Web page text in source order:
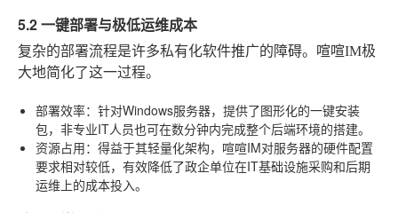
5.2 一键部署与极低运维成本
复杂的部署流程是许多私有化软件推广的障碍。喧喧IM极
大地简化了这一过程。
部署效率：针对Windows服务器，提供了图形化的一键安装
包，非专业IT人员也可在数分钟内完成整个后端环境的搭建。
资源占用：得益于其轻量化架构，喧喧IM对服务器的硬件配置
要求相对较低，有效降低了政企单位在IT基础设施采购和后期
运维上的成本投入。